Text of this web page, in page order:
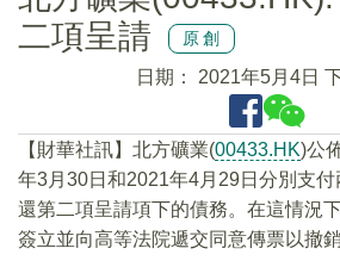
二項呈請
原創
日期： 2021年5月4日
【財華社訊】北方礦業(00433.HK)公
年3月30日和2021年4月29日分別支
還第二項呈請項下的債務。在這情況
簽立並向高等法院遞交同意傳票以撤